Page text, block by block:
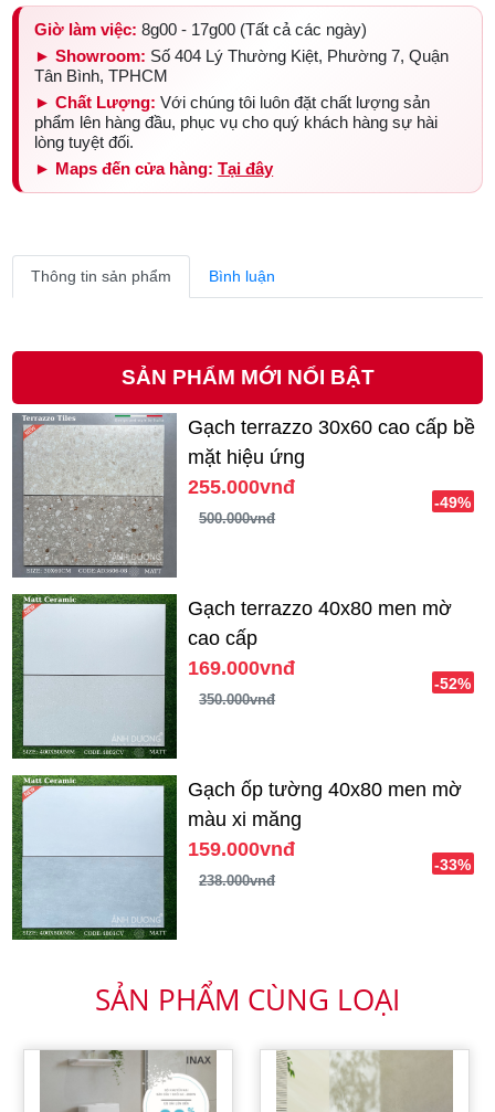
Giờ làm việc: 8g00 - 17g00 (Tất cả các ngày)
► Showroom: Số 404 Lý Thường Kiệt, Phường 7, Quận
Tân Bình, TPHCM
► Chất Lượng: Với chúng tôi luôn đặt chất lượng sản
phẩm lên hàng đầu, phục vụ cho quý khách hàng sự hài
lòng tuyệt đối.
► Maps đến cửa hàng: Tại đây
Thông tin sản phẩm Bình luận
SẢN PHẨM MỚI NỔI BẬT
Gạch terrazzo 30x60 cao cấp bề
mặt hiệu ứng
255.000vnđ
500.000vnđ
-49%
Gạch terrazzo 40x80 men mờ
cao cấp
169.000vnđ
350.000vnđ
-52%
Gạch ốp tường 40x80 men mờ
màu xi măng
159.000vnđ
238.000vnđ
-33%
SẢN PHẨM CÙNG LOẠI